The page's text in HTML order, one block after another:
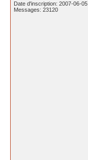
Date d'inscription: 2007-06-05
Messages: 23120